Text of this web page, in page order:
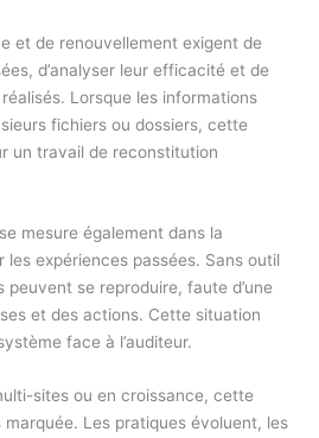
et de renouvellement exigent de
d’analyser leur efficacité et de
Lorsque les informations
fichiers ou dossiers, cette
un travail de reconstitution
mesure également dans la
expériences passées. Sans outil
peuvent se reproduire, faute d’une
et des actions. Cette situation
face à l’auditeur.
sites ou en croissance, cette
Les pratiques évoluent, les